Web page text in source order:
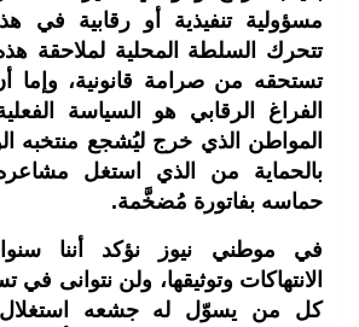
مسؤولية تنفيذية أو رقابية في
تتحرك السلطة المحلية لملاحقة
تستحقه من صرامة قانونية، وإما
الفراغ الرقابي هو السياسة
المواطن الذي خرج ليُشجع منتخبه
بالحماية من الذي استغل
حماسه بفاتورة مُضخَّمة.
في موطني نيوز نؤكد أننا
الانتهاكات وتوثيقها، ولن نتوانى
كل من يسوّل له جشعه استغلال